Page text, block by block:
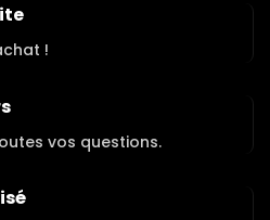
!
vos questions.